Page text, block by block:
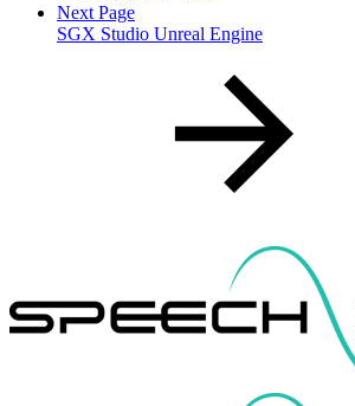
Next Page
SGX Studio Unreal Engine